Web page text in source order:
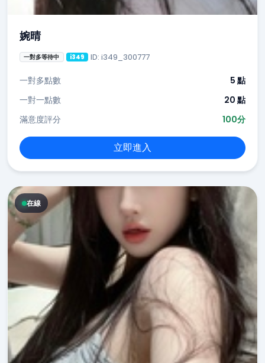
婉晴
一對多等待中 i349 ID: i349_300777
一對多點數
5 點
一對一點數
20 點
滿意度評分
100分
立即進入
在線